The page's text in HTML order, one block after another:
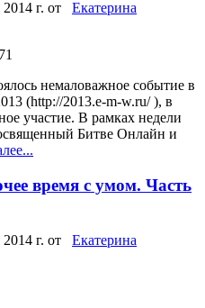
г. от Екатерина
немаловажное событие в
(http://2013.e-m-w.ru/ ), в
участие. В рамках недели
Битве Онлайн и
время с умом. Часть
г. от Екатерина